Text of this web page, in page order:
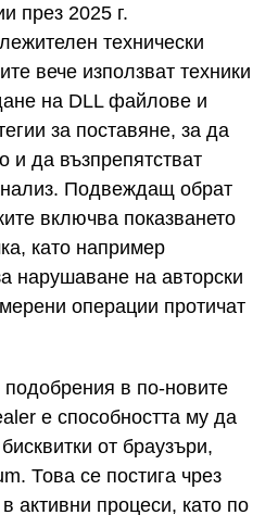
през 2025 г.
технически
вече използват техники
на DLL файлове и
за поставяне, за да
и да възпрепятстват
Подвеждащ обрат
включва показването
като например
нарушаване на авторски
операции протичат
в по-новите
е способността му да
от браузъри,
Това се постига чрез
активни процеси, като по